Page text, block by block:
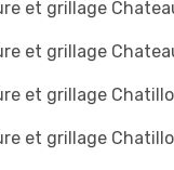
et grillage
et grillage
et grillage
et grillage